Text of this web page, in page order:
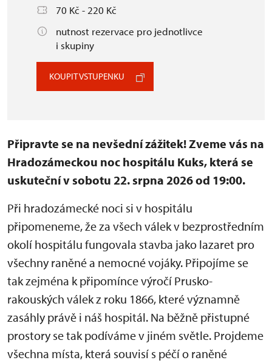
70 Kč - 220 Kč
nutnost rezervace pro jednotlivce
i skupiny
KOUPIT VSTUPENKU
Připravte se na nevšední zážitek! Zveme vás na
Hradozámeckou noc hospitálu Kuks, která se
uskuteční v sobotu 22. srpna 2026 od 19:00.
Při hradozámecké noci si v hospitálu
připomeneme, že za všech válek v bezprostředním
okolí hospitálu fungovala stavba jako lazaret pro
všechny raněné a nemocné vojáky. Připojíme se
tak zejména k připomínce výročí Prusko-
rakouských válek z roku 1866, které významně
zasáhly právě i náš hospitál. Na běžně přistupné
prostory se tak podíváme v jiném světle. Projdeme
všechna místa, která souvisí s péčí o raněné